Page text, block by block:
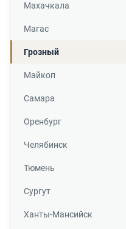
Махачкала
Магас
Грозный
Майкоп
Самара
Оренбург
Челябинск
Тюмень
Сургут
Ханты-Мансийск